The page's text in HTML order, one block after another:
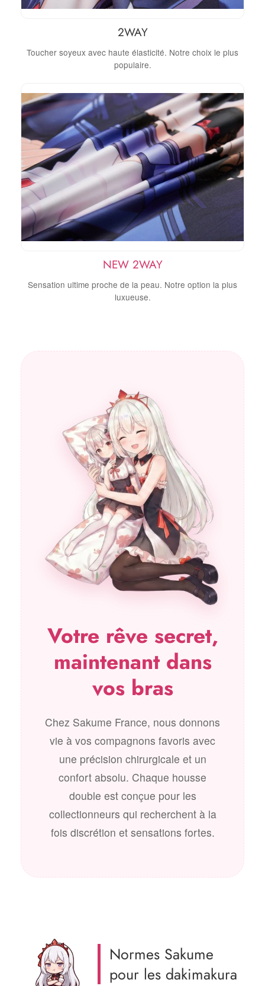
2WAY
Toucher soyeux avec haute élasticité. Notre choix le plus
populaire.
NEW 2WAY
Sensation ultime proche de la peau. Notre option la plus
luxueuse.
Votre rêve secret,
maintenant dans
vos bras
Chez Sakume France, nous donnons
vie à vos compagnons favoris avec
une précision chirurgicale et un
confort absolu. Chaque housse
double est conçue pour les
collectionneurs qui recherchent à la
fois discrétion et sensations fortes.
Normes Sakume
pour les dakimakura